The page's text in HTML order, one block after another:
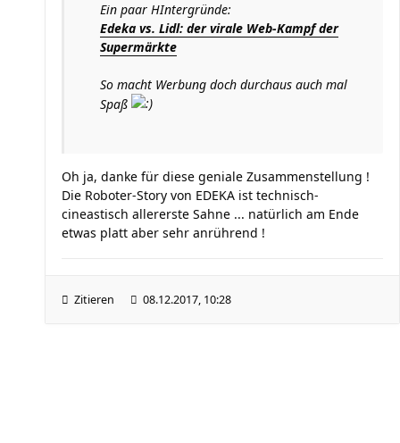
Ein paar HIntergründe:
Edeka vs. Lidl: der virale Web-Kampf der
Supermärkte
So macht Werbung doch durchaus auch mal
Spaß
Oh ja, danke für diese geniale Zusammenstellung !
Die Roboter-Story von EDEKA ist technisch-
cineastisch allererste Sahne ... natürlich am Ende
etwas platt aber sehr anrührend !
Zitieren 08.12.2017, 10:28